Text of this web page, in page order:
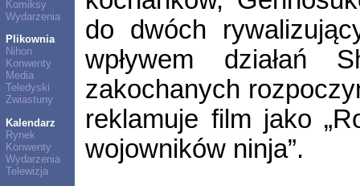
Komiksy
Wydarzenia
Plikownia
Nihon
Konwenty
Media
Teledyski
Zwiastuny
Kalendarz
Rynek
Konwenty
Wydarzenia
Telewizja
do dwóch
wpływem działań
zakochanych
reklamuje film jako
wojowników ninja”.